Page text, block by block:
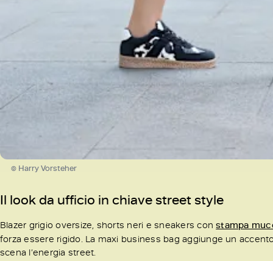
© Harry Vorsteher
Il look da ufficio in chiave street style
Blazer grigio oversize, shorts neri e sneakers constampa
forza essere rigido. La maxi business bag aggiunge un
scena l’energia street.